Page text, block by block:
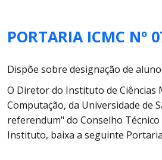
PORTARIA ICMC Nº
Dispõe sobre designação de
O Diretor do Instituto de Ciências
Computação, da Universidade de
referendum" do Conselho
Instituto, baixa a seguinte